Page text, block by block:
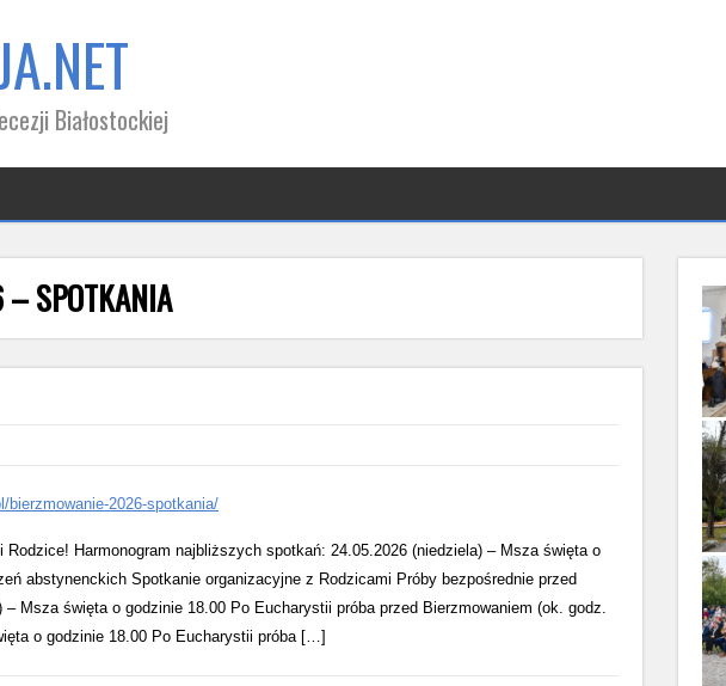
Białostockiej
SPOTKANIA
bierzmowanie-2026-spotkania/
Rodzice! Harmonogram najbliższych spotkań: 24.05.2026 (niedziela) – Msza święta o
abstynenckich Spotkanie organizacyjne z Rodzicami Próby bezpośrednie przed
– Msza święta o godzinie 18.00 Po Eucharystii próba przed Bierzmowaniem (ok. godz.
o godzinie 18.00 Po Eucharystii próba […]